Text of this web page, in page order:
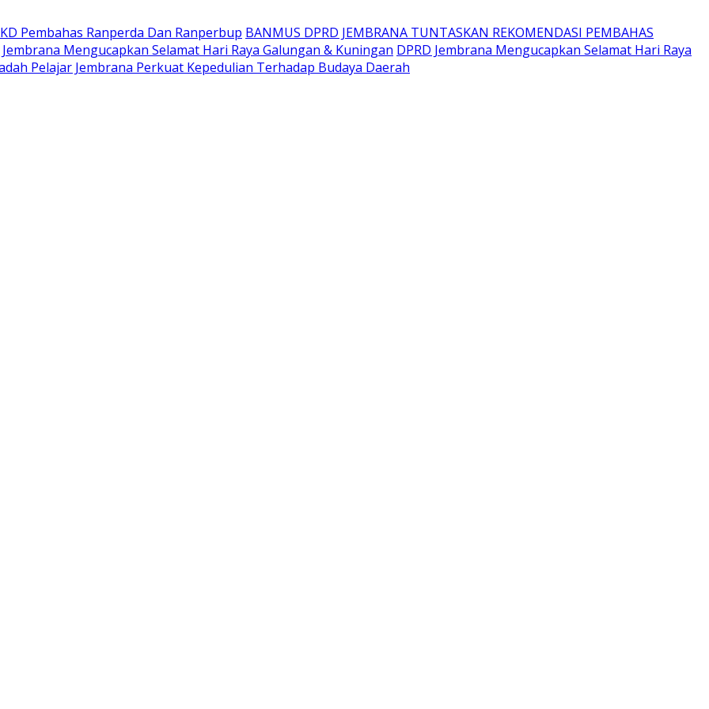
Pembahas Ranperda Dan Ranperbup BANMUS DPRD JEMBRANA TUNTASKAN REKOMENDASI PEMBAHAS
Mengucapkan Selamat Hari Raya Galungan & Kuningan DPRD Jembrana Mengucapkan Selamat Hari Raya
Pelajar Jembrana Perkuat Kepedulian Terhadap Budaya Daerah